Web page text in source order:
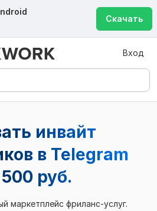
Скачать
Вход
инвайт
в Telegram
руб.
маркетплейс фриланс-услуг.